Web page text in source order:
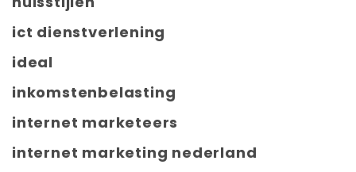
ict dienstverlening
ideal
inkomstenbelasting
internet marketeers
internet marketing nederland